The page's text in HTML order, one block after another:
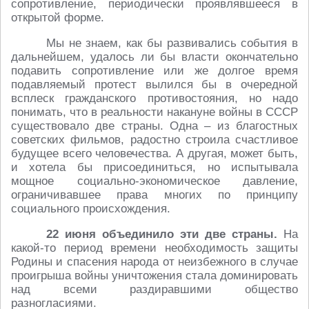
сопротивление, периодически проявлявшееся в
открытой форме.
Мы не знаем, как бы развивались события в
дальнейшем, удалось ли бы власти окончательно
подавить сопротивление или же долгое время
подавляемый протест вылился бы в очередной
всплеск гражданского противостояния, но надо
понимать, что в реальности накануне войны в СССР
существовало две страны. Одна – из благостных
советских фильмов, радостно строила счастливое
будущее всего человечества. А другая, может быть,
и хотела бы присоединиться, но испытывала
мощное социально-экономическое давление,
ограничивавшее права многих по принципу
социального происхождения.
22 июня объединило эти две страны. На
какой-то период времени необходимость защиты
Родины и спасения народа от неизбежного в случае
проигрыша войны уничтожения стала доминировать
над всеми раздиравшими общество
разногласиями.